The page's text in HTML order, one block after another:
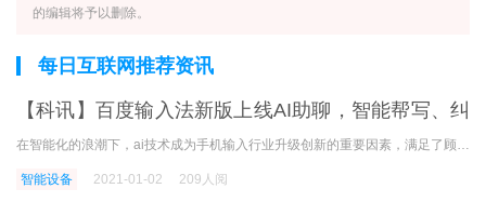
的编辑将予以删除。
每日互联网推荐资讯
【科讯】百度输入法新版上线AI助聊，智能帮写、纠
错、预测助输入效率全面升
智能设备 2021-01-02 209人阅